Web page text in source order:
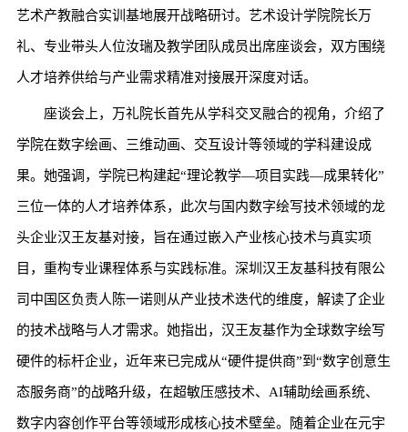
艺术产教融合实训基地展开战略研讨。艺术设计学院院长万
礼、专业带头人位汝瑞及教学团队成员出席座谈会，双方围绕
人才培养供给与产业需求精准对接展开深度对话。
座谈会上，万礼院长首先从学科交叉融合的视角，介绍了
学院在数字绘画、三维动画、交互设计等领域的学科建设成
果。她强调，学院已构建起“理论教学—项目实践—成果转化”
三位一体的人才培养体系，此次与国内数字绘写技术领域的龙
头企业汉王友基对接，旨在通过嵌入产业核心技术与真实项
目，重构专业课程体系与实践标准。深圳汉王友基科技有限公
司中国区负责人陈一诺则从产业技术迭代的维度，解读了企业
的技术战略与人才需求。她指出，汉王友基作为全球数字绘写
硬件的标杆企业，近年来已完成从“硬件提供商”到“数字创意生
态服务商”的战略升级，在超敏压感技术、AI辅助绘画系统、
数字内容创作平台等领域形成核心技术壁垒。随着企业在元宇